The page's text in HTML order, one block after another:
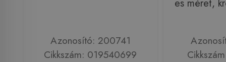
Azonosító: 200741
Cikkszám: 019540699
es méret,